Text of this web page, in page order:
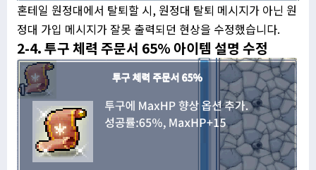
혼테일 원정대에서 탈퇴할 시, 원정대 탈퇴 메시지가 아닌 원
정대 가입 메시지가 잘못 출력되던 현상을 수정했습니다.
2-4. 투구 체력 주문서 65% 아이템 설명 수정